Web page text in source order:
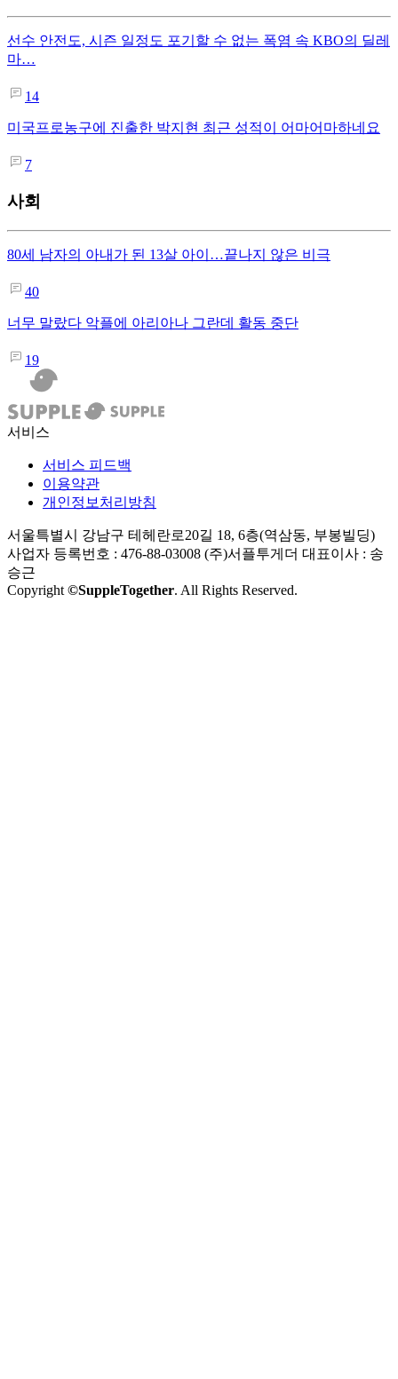
선수 안전도, 시즌 일정도 포기할 수 없는 폭염 속 KBO의 딜레
마…
14
미국프로농구에 진출한 박지현 최근 성적이 어마어마하네요
7
사회
80세 남자의 아내가 된 13살 아이…끝나지 않은 비극
40
너무 말랐다 악플에 아리아나 그란데 활동 중단
19
서비스
서비스 피드백
이용약관
개인정보처리방침
서울특별시 강남구 테헤란로20길 18, 6층(역삼동, 부봉빌딩)
사업자 등록번호 : 476-88-03008 (주)서플투게더 대표이사 : 송
승근
Copyright ©SuppleTogether. All Rights Reserved.